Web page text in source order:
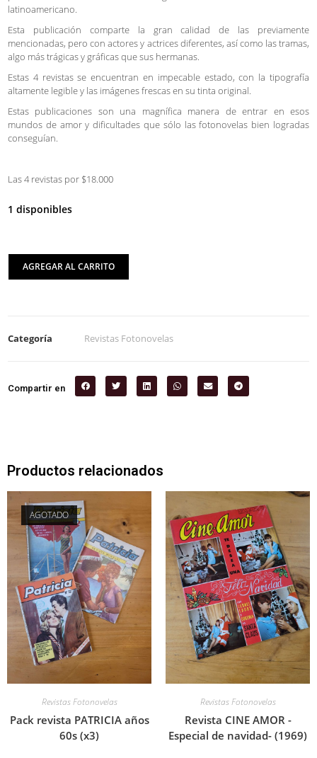
latinoamericano.
Esta publicación comparte la gran calidad de las previamente
mencionadas, pero con actores y actrices diferentes, así como las tramas,
algo más trágicas y gráficas que sus hermanas.
Estas 4 revistas se encuentran en impecable estado, con la tipografía
altamente legible y las imágenes frescas en su tinta original.
Estas publicaciones son una magnífica manera de entrar en esos
mundos de amor y dificultades que sólo las fotonovelas bien logradas
conseguían.
Las 4 revistas por $18.000
1 disponibles
AGREGAR AL CARRITO
Categoría Revistas Fotonovelas
Compartir en
Productos relacionados
AGOTADO
Revistas Fotonovelas
Pack revista PATRICIA años
60s (x3)
Revistas Fotonovelas
Revista CINE AMOR -
Especial de navidad- (1969)